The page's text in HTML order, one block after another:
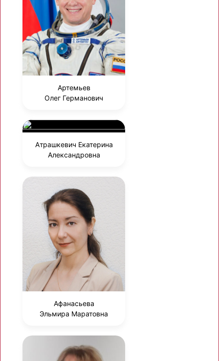
Артемьев
Олег Германович
Атрашкевич Екатерина
Александровна
Афанасьева
Эльмира Маратовна